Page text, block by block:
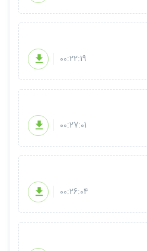
00:22:19
00:27:01
00:26:04